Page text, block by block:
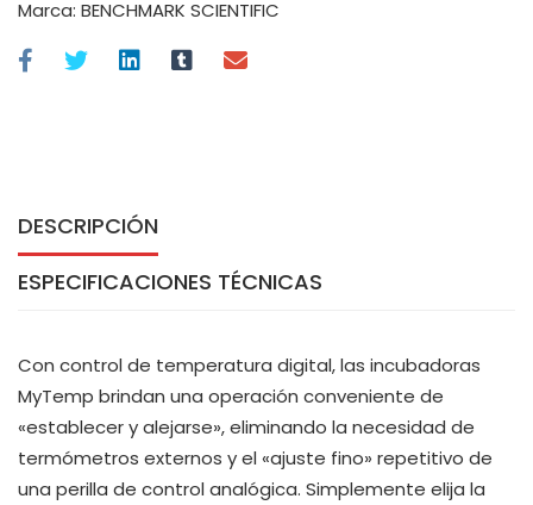
Marca: BENCHMARK SCIENTIFIC
DESCRIPCIÓN
ESPECIFICACIONES TÉCNICAS
Con control de temperatura digital, las incubadoras
MyTemp brindan una operación conveniente de
«establecer y alejarse», eliminando la necesidad de
termómetros externos y el «ajuste fino» repetitivo de
una perilla de control analógica. Simplemente elija la